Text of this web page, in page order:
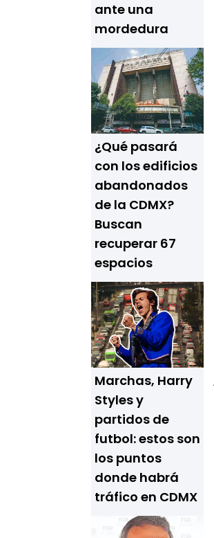
ante una
mordedura
¿Qué pasará
con los edificios
abandonados
de la CDMX?
Buscan
recuperar 67
espacios
Marchas, Harry
Styles y
partidos de
futbol: estos son
los puntos
donde habrá
tráfico en CDMX